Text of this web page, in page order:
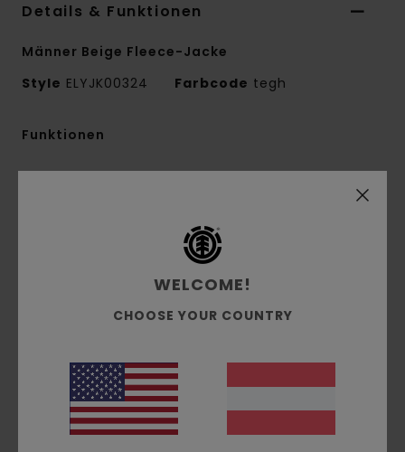
Details & Funktionen
Männer Beige Fleece-Jacke
Style ELYJK00324 Farbcode tegh
Funktionen
Materialzusammensetzung:
Innennaht-Details: NNT-Verstärkungsband
und Melco-Spot-Tape an stark beanspruchten
Futter:Ungefüttert
Zusammensetzung[Hauptstoff] 100 % recyceltes
Polyester
WELCOME!
CHOOSE YOUR COUNTRY